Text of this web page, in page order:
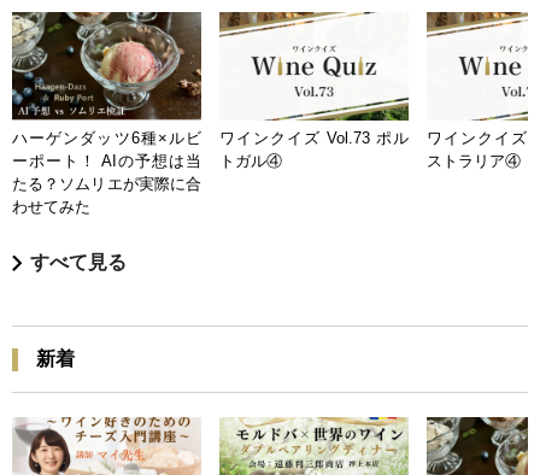
ハーゲンダッツ6種×ルビ
ーポート！ AIの予想は当
たる？ソムリエが実際に合
わせてみた
ワインクイズ Vol.73 ポル
トガル④
ワインクイズ
ストラリア④
すべて見る
新着